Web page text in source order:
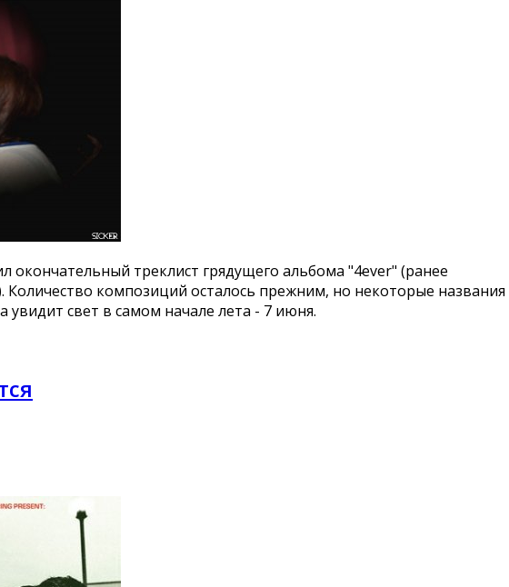
окончательный треклист грядущего альбома "4ever" (ранее
Количество композиций осталось прежним, но некоторые названия
увидит свет в самом начале лета - 7 июня.